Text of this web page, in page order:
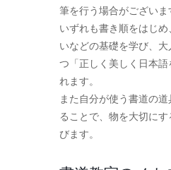
筆を行う場合がございま
いずれも書き順をはじ
いなどの基礎を学び、
つ「正しく美しく日本
れます。
また自分が使う書道の
ることで、物を大切に
びます。